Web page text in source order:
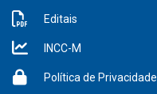
Editais
INCC-M
Política de Privacidade